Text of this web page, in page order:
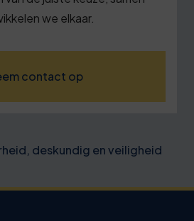
we elkaar.
contact op
deskundig en veiligheid